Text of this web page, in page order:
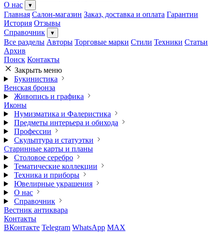
О нас
▾
Главная Салон-магазин Заказ, доставка и оплата Гарантии
История Отзывы
Справочник
▾
Все разделы Авторы Торговые марки Стили Техники Статьи
Архив
Поиск Контакты
Закрыть меню
Букинистика
Венская бронза
Живопись и графика
Иконы
Нумизматика и Фалеристика
Предметы интерьера и обихода
Профессии
Скульптура и статуэтки
Старинные карты и планы
Столовое серебро
Тематические коллекции
Техника и приборы
Ювелирные украшения
О нас
Справочник
Вестник антиквара
Контакты
ВКонтакте Telegram WhatsApp MAX